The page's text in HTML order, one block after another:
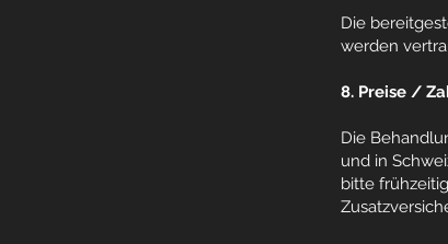
Die
werden
8. Preise /
Die
und in
bitte